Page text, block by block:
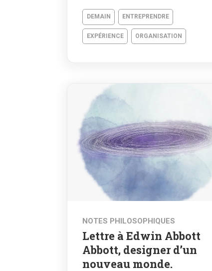
DEMAIN ENTREPRENDRE
EXPÉRIENCE ORGANISATION
NOTES PHILOSOPHIQUES
Lettre à Edwin Abbott
Abbott, designer d’un
nouveau monde.